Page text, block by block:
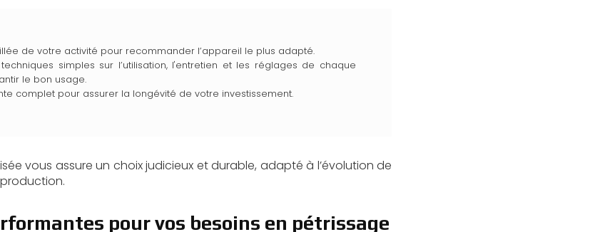
de votre activité pour recommander l’appareil le plus adapté.
simples sur l’utilisation, l'entretien et les réglages de chaque
le bon usage.
complet pour assurer la longévité de votre investissement.
vous assure un choix judicieux et durable, adapté à l’évolution de
pour vos besoins en pétrissage